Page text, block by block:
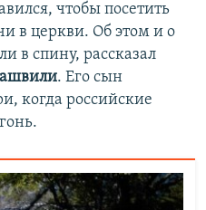
чтобы посетить
в церкви. Об этом и о
в спину, рассказал
. Его сын
когда российские